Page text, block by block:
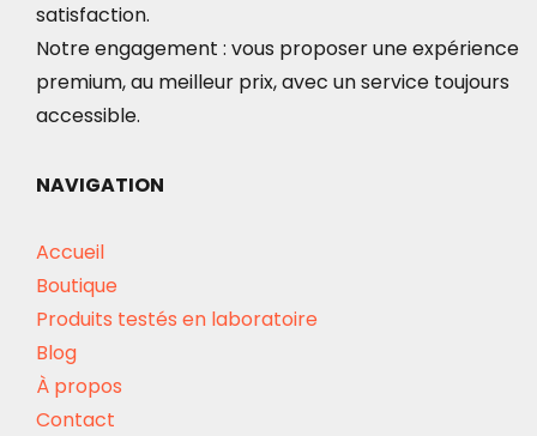
satisfaction.
Notre engagement : vous proposer une expérience
premium, au meilleur prix, avec un service toujours
accessible.
NAVIGATION
Accueil
Boutique
Produits testés en laboratoire
Blog
À propos
Contact